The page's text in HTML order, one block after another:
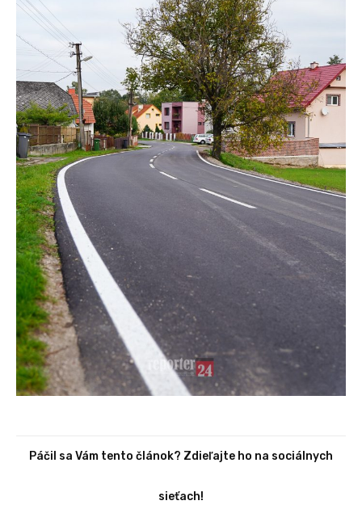
Páčil sa Vám tento článok? Zdieľajte ho na sociálnych
sieťach!